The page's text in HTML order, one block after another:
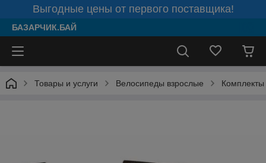
Выгодные цены от первого поставщика!
БАЗАРЧИК.БАЙ
Товары и услуги Велосипеды взрослые